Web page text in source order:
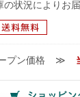
状況によりお
プン価格 ≫